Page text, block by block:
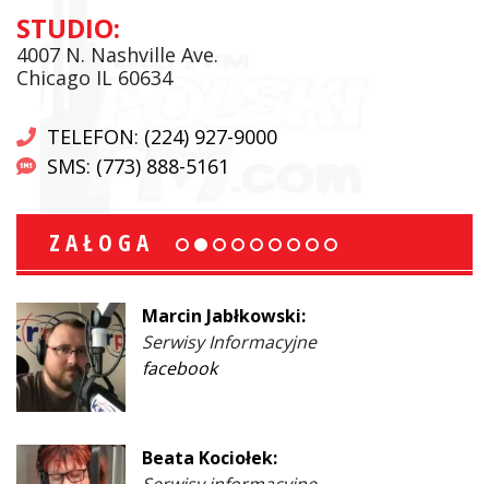
STUDIO:
4007 N. Nashville Ave.
Chicago IL 60634
TELEFON: (224) 927-9000
SMS: (773) 888-5161
ZAŁOGA
Marcin Jabłkowski:
Serwisy Informacyjne
facebook
Beata Kociołek: